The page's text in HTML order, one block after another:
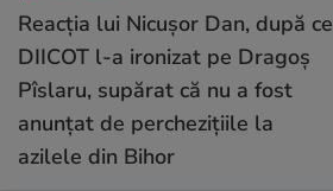
Reacția lui Nicușor Dan, după ce
DIICOT l-a ironizat pe Dragoș
Pîslaru, supărat că nu a fost
anunțat de perchezițiile la
azilele din Bihor